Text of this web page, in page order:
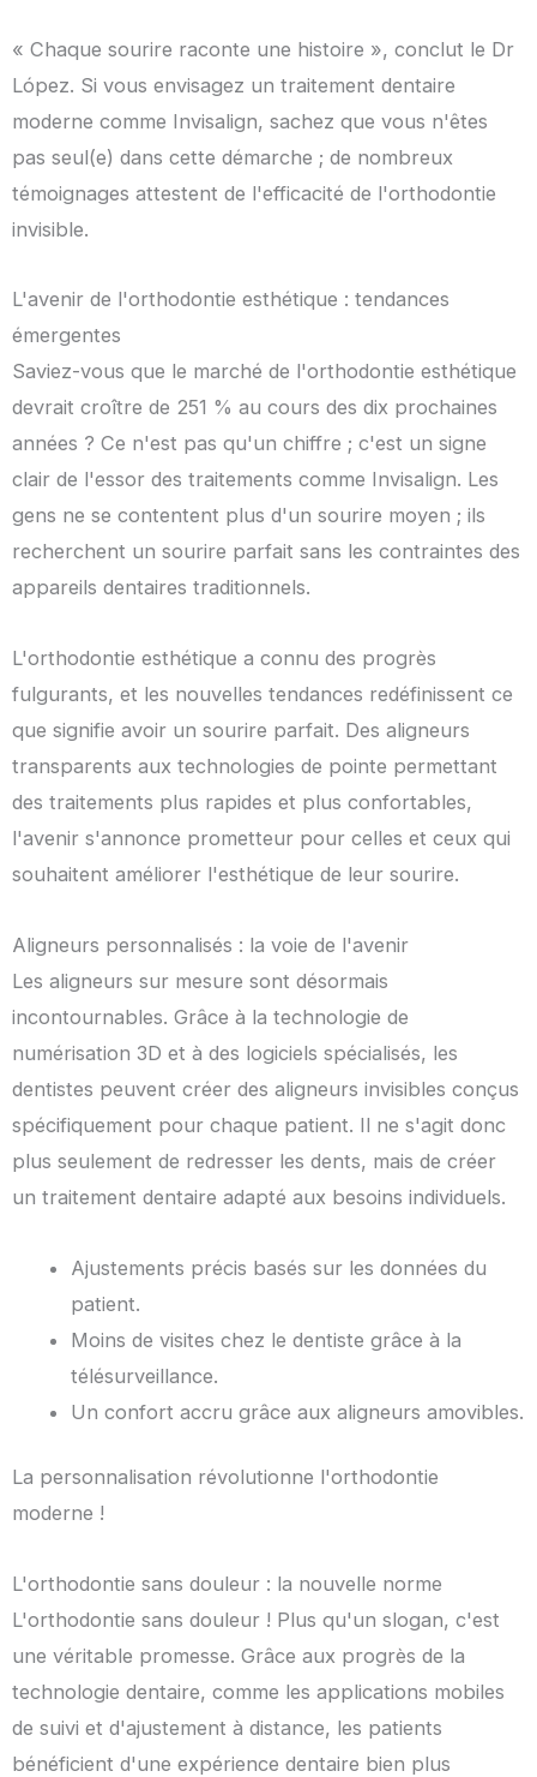
« Chaque sourire raconte une histoire », conclut le Dr
López. Si vous envisagez un traitement dentaire
moderne comme Invisalign, sachez que vous n'êtes
pas seul(e) dans cette démarche ; de nombreux
témoignages attestent de l'efficacité de l'orthodontie
invisible.
L'avenir de l'orthodontie esthétique : tendances
émergentes
Saviez-vous que le marché de l'orthodontie esthétique
devrait croître de 251 % au cours des dix prochaines
années ? Ce n'est pas qu'un chiffre ; c'est un signe
clair de l'essor des traitements comme Invisalign. Les
gens ne se contentent plus d'un sourire moyen ; ils
recherchent un sourire parfait sans les contraintes des
appareils dentaires traditionnels.
L'orthodontie esthétique a connu des progrès
fulgurants, et les nouvelles tendances redéfinissent ce
que signifie avoir un sourire parfait. Des aligneurs
transparents aux technologies de pointe permettant
des traitements plus rapides et plus confortables,
l'avenir s'annonce prometteur pour celles et ceux qui
souhaitent améliorer l'esthétique de leur sourire.
Aligneurs personnalisés : la voie de l'avenir
Les aligneurs sur mesure sont désormais
incontournables. Grâce à la technologie de
numérisation 3D et à des logiciels spécialisés, les
dentistes peuvent créer des aligneurs invisibles conçus
spécifiquement pour chaque patient. Il ne s'agit donc
plus seulement de redresser les dents, mais de créer
un traitement dentaire adapté aux besoins individuels.
Ajustements précis basés sur les données du
patient.
Moins de visites chez le dentiste grâce à la
télésurveillance.
Un confort accru grâce aux aligneurs amovibles.
La personnalisation révolutionne l'orthodontie
moderne !
L'orthodontie sans douleur : la nouvelle norme
L'orthodontie sans douleur ! Plus qu'un slogan, c'est
une véritable promesse. Grâce aux progrès de la
technologie dentaire, comme les applications mobiles
de suivi et d'ajustement à distance, les patients
bénéficient d'une expérience dentaire bien plus